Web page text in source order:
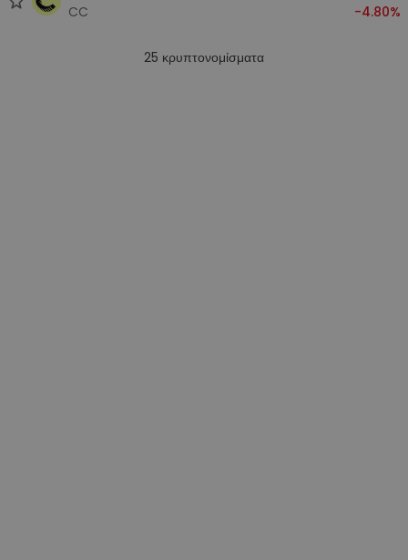
CC
-4.80%
25 κρυπτονομίσματα